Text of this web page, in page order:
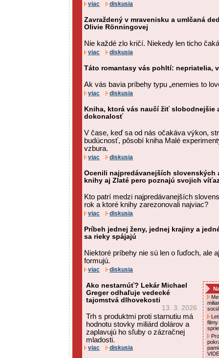
viac diskusia
Zavraždený v mravenisku a umlčaná
Olivie Rönningovej
Nie každé zlo kričí. Niekedy len ticho
viac diskusia
Táto romantasy vás pohltí: nepriatelia,
Ak vás bavia príbehy typu „enemies to
viac diskusia
Kniha, ktorá vás naučí žiť slobodnejšie
dokonalosť
V čase, keď sa od nás očakáva výkon,
budúcnosť, pôsobí kniha Malé
vzbura.
viac diskusia
Ocenili najpredávanejších slovenských
knihy aj Zlaté pero poznajú svojich
Kto patrí medzi najpredávanejších
rok a ktoré knihy zarezonovali najviac?
viac diskusia
Príbeh jednej ženy, jednej krajiny a
sa rieky spájajú
Niektoré príbehy nie sú len o ľuďoch, ale
formujú.
viac diskusia
Ako nestarnúť? Lekár Michael
Greger odhaľuje vedecké
tajomstvá dlhovekosti
13. 3. 2026
Trh s produktmi proti starnutiu má
hodnotu stovky miliárd dolárov a
zaplavujú ho sľuby o zázračnej
mladosti.
viac diskusia